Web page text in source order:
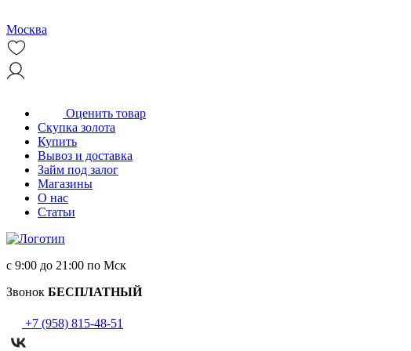
Москва
Оценить товар
Скупка золота
Купить
Вывоз и доставка
Займ под залог
Магазины
О нас
Статьи
с 9:00 до 21:00 по Мск
Звонок БЕСПЛАТНЫЙ
+7 (958) 815-48-51